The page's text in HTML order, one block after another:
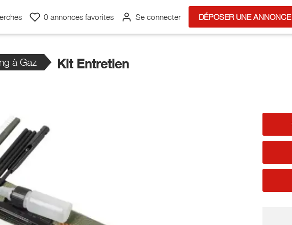
0 annonces favorites Se connecter DÉPOSER UNE ANNONCE
à Gaz Kit Entretien